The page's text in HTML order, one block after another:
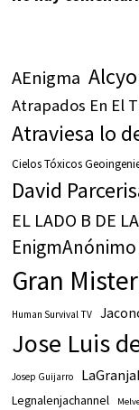
AEnigma
Atrapados En El
Atraviesa lo
Cielos Tóxicos
David
EL LADO B DE
Gran
Human Survival TV
Jose Luis
Josep Guijarro
Legnalenjachannel